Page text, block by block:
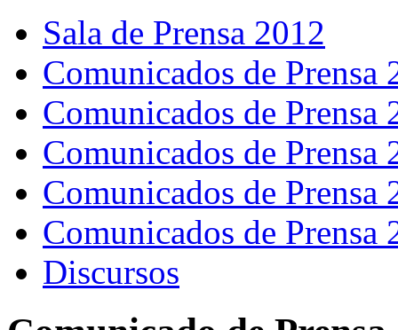
Sala de Prensa 2012
Comunicados de Prensa
Comunicados de Prensa
Comunicados de Prensa
Comunicados de Prensa
Comunicados de Prensa
Discursos